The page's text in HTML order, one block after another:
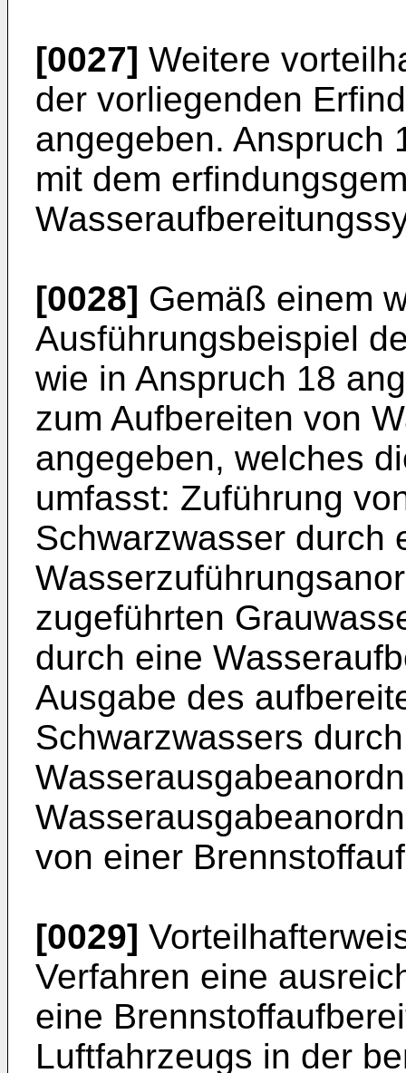
[0027] Weitere
der vorliegenden
angegeben. Anspruch
mit dem
[0028] Gemäß einem
Ausführungsbeispiel
wie in Anspruch 18
zum Aufbereiten von
angegeben, welches
umfasst: Zuführung
Schwarzwasser durch
zugeführten
durch eine
Ausgabe des
Schwarzwassers
von einer
[0029]
Verfahren eine
eine
Luftfahrzeugs in der